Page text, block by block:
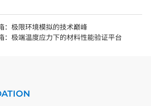
：极限环境模拟的技术巅峰
：极端温度应力下的材料性能验证平台